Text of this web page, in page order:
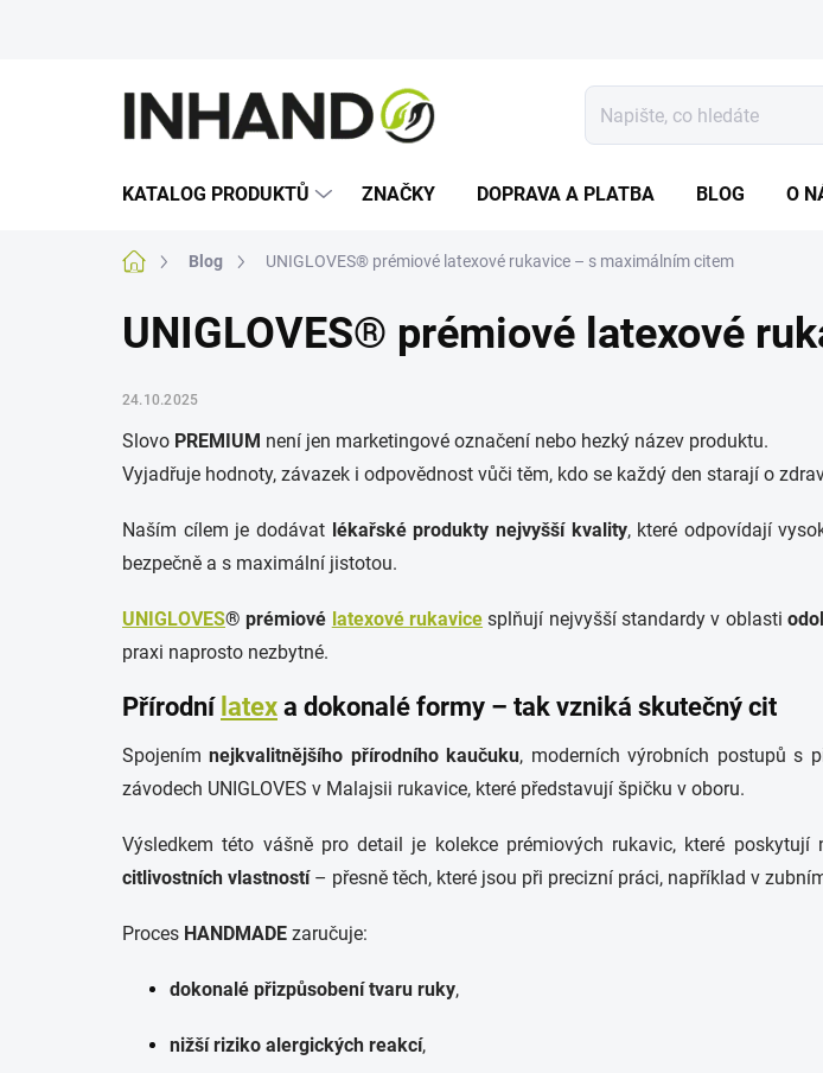
KATALOG PRODUKTŮ ZNAČKY DOPRAVA A PLATBA BLOG O
Domů Blog UNIGLOVES® prémiové latexové rukavice – s maximálním citem
UNIGLOVES® prémiové latexové
24.10.2025
Slovo PREMIUM není jen marketingové označení nebo hezký název produktu.
Vyjadřuje hodnoty, závazek i odpovědnost vůči těm, kdo se každý den starají o
Naším cílem je dodávat lékařské produkty nejvyšší kvality, které odpovídají
bezpečně a s maximální jistotou.
UNIGLOVES® prémiové latexové rukavice splňují nejvyšší standardy v oblasti
praxi naprosto nezbytné.
Přírodní latex a dokonalé formy – tak vzniká skutečný cit
Spojenímnejkvalitnějšího přírodního kaučuku, moderních výrobních postupů s
závodech UNIGLOVES v Malajsii rukavice, které představují špičku v oboru.
Výsledkem této vášně pro detail je kolekce prémiových rukavic, které poskytují
citlivostních vlastností– přesně těch, které jsou při precizní práci, například v
Proces HANDMADE zaručuje:
dokonalé přizpůsobení tvaru ruky,
nižší riziko alergických reakcí,